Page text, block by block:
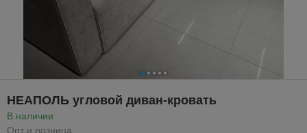
НЕАПОЛЬ угловой диван-кровать
В наличии
Опт и розница